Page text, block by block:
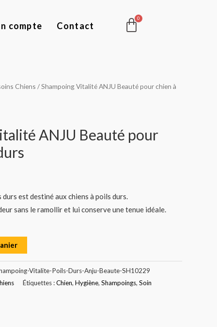
compte Contact Panier
Chiens / Shampoing Vitalité ANJU Beauté pour chien à
ANJU Beauté pour
est destiné aux chiens à poils durs.
sans le ramollir et lui conserve une tenue idéale.
Vitalite-Poils-Durs-Anju-Beaute-SH10229
Étiquettes :Chien, Hygiène, Shampoings, Soin